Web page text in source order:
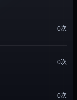
0次
0次
0次